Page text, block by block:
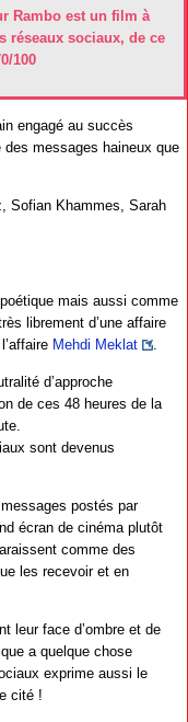
Rambo est un film à
réseaux sociaux, de ce
100
engagé au succès
messages haineux que
Sofian Khammes, Sarah
mais aussi comme
librement d’une affaire
Mehdi Meklat .
d’approche
de ces 48 heures de la
sont devenus
messages postés par
écran de cinéma plutôt
comme des
les recevoir et en
leur face d’ombre et de
a quelque chose
exprime aussi le
cité !